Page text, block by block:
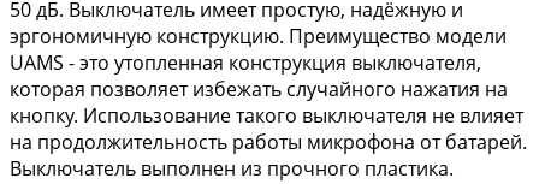
50 дБ. Выключатель имеет простую, надёжную и
эргономичную конструкцию. Преимущество модели
UAMS - это утопленная конструкция выключателя,
которая позволяет избежать случайного нажатия на
кнопку. Использование такого выключателя не влияет
на продолжительность работы микрофона от батарей.
Выключатель выполнен из прочного пластика.